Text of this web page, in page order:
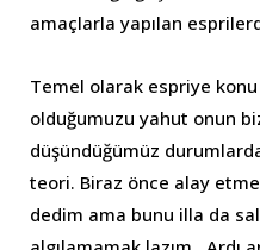
amaçlarla yapılan
Temel olarak espriye konu
olduğumuzu yahut onun
düşündüğümüz
teori. Biraz önce alay
dedim ama bunu illa da